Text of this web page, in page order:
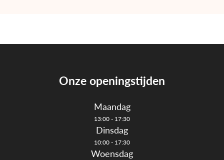
Onze openingstijden
Maandag
13:00 - 17:30
Dinsdag
10:00 - 17:30
Woensdag